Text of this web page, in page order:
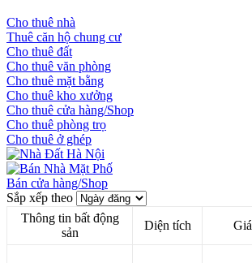
Cho thuê nhà
Thuê căn hộ chung cư
Cho thuê đất
Cho thuê văn phòng
Cho thuê mặt bằng
Cho thuê kho xưởng
Cho thuê cửa hàng/Shop
Cho thuê phòng trọ
Cho thuê ở ghép
Bán cửa hàng/Shop
Sắp xếp theo
Thông tin bất động
sản
Diện tích Giá